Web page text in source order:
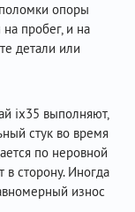
опоры
пробег, и на
детали или
ix35 выполняют,
стук во время
по неровной
в сторону. Иногда
износ